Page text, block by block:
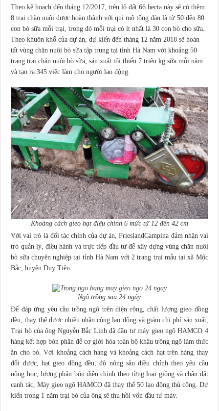
Theo kế hoạch đến tháng 12/2017, trên lô đất 66 hecta này sẽ có thêm
8 trại chăn nuôi được hoàn thành với qui mô tổng đàn là từ 50 đến 80
con bò sữa mỗi trại, trong đó mỗi trại có ít nhất là 30 con bò cho sữa.
Theo khuôn khổ của dự án, dự kiến đến tháng 12 năm 2018 sẽ hoàn
tất vùng chăn nuôi bò sữa tập trung tại tỉnh Hà Nam với khoảng 50
trang trại chăn nuôi bò sữa, sản xuất tối thiểu 7 triệu kg sữa mỗi năm
và tạo ra 345 việc làm cho người lao động.
Khoảng cách gieo hạt điều chỉnh 6 mức từ 12 đến 42 cm
Với vai trò là đối tác chính của dự án, FrieslandCampina đảm nhận vai
trò quản lý, điều hành và trực tiếp đầu tư để xây dựng vùng chăn nuôi
bò sữa chuyên nghiệp tại tỉnh Hà Nam với 2 trang trại mẫu tại xã Mộc
Bắc, huyện Duy Tiên.
Ngô trồng sau 24 ngày
Để đáp ứng yêu cầu trồng ngô trên diện rộng, chất lượng gieo đồng
đều, thay thế được nhiều nhân công lao động và giảm chi phí sản xuất,
Trại bò của ông Nguyễn Bắc Linh đã đầu tư máy gieo ngô HAMCO 4
hàng kết hợp bón phân để cơ giới hóa toàn bộ khâu trồng ngô làm thức
ăn cho bò. Với khoảng cách hàng và khoảng cách hạt trên hàng thay
đổi được, hạt gieo đồng đều, độ nông sâu điều chỉnh theo yêu cầu
nông học, lượng phân bón điều chỉnh theo từng loại giống và chân đất
canh tác, Máy gieo ngô HAMCO đã thay thế 50 lao động thủ công. Dự
kiến trong 1 năm trại bò của ông sẽ thu hồi vốn đầu tư máy.